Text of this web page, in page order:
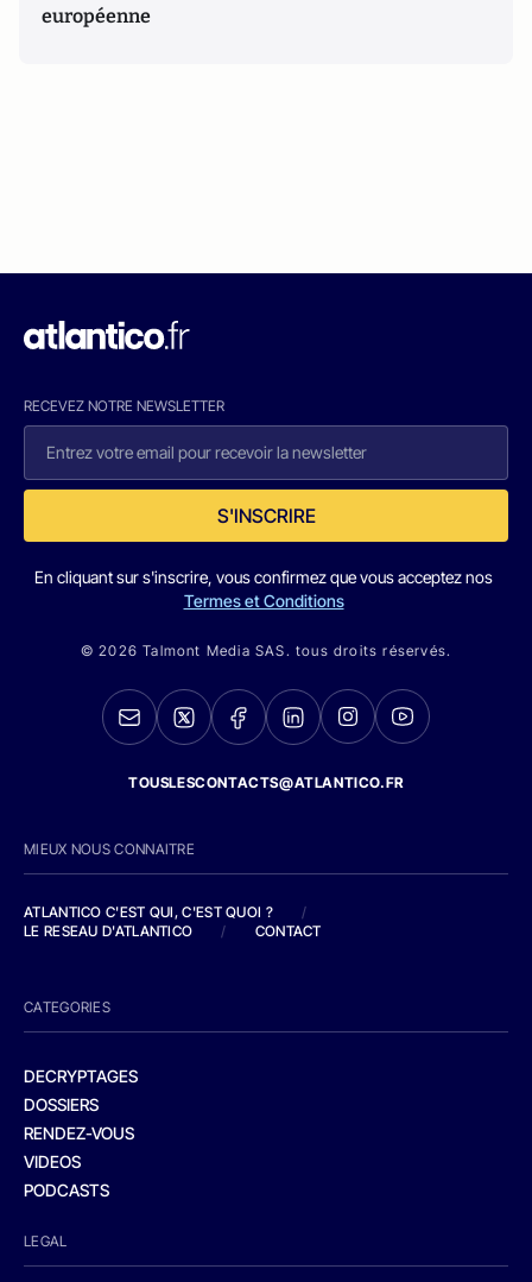
européenne
RECEVEZ NOTRE NEWSLETTER
S'INSCRIRE
En cliquant sur s'inscrire, vous confirmez que vous acceptez nos
Termes et Conditions
© 2026 Talmont Media SAS. tous droits réservés.
TOUSLESCONTACTS@ATLANTICO.FR
MIEUX NOUS CONNAITRE
ATLANTICO C'EST QUI, C'EST QUOI ?
/
LE RESEAU D'ATLANTICO
/ CONTACT
CATEGORIES
DECRYPTAGES
DOSSIERS
RENDEZ-VOUS
VIDEOS
PODCASTS
LEGAL